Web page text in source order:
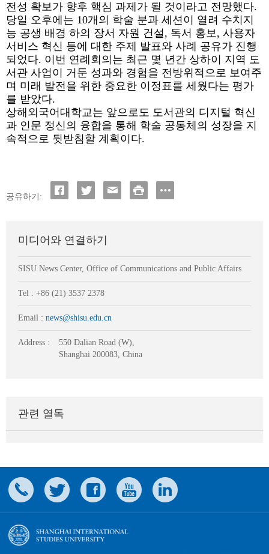
전성 확보가 향후 핵심 과제가 될 것이라고 전망했다.
당일 오후에는 10개의 학술 분과 세션이 열려 수치지
능 공생 배경 하의 장서 자원 건설, 독서 홍보, 사용자
서비스 혁신 등에 대한 주제 발표와 사례 공유가 진행
되었다. 이번 연례회의는 최근 몇 년간 상하이 지역 도
서관 사업이 거둔 성과와 경험을 전방위적으로 보여주
며 미래 발전을 위한 중요한 이정표를 세웠다는 평가
를 받았다.
상해외국어대학교는 앞으로도 도서관의 디지털 혁신
과 인문 정신의 융합을 통해 학술 공동체의 성장을 지
속적으로 뒷받침할 계획이다.
공유하기:
미디어와 연결하기
SISU News Center, Office of Communications and Public Affairs
Tel : +86 (21) 3537 2378
Email : news@shisu.edu.cn
Address :
550 Dalian Road (W),
Shanghai 200083, China
관련 열독